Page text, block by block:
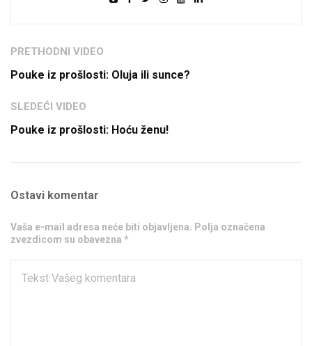
PRETHODNI VIDEO
Pouke iz prošlosti: Oluja ili sunce?
SLEDEĆI VIDEO
Pouke iz prošlosti: Hoću ženu!
Ostavi komentar
Vaša e-mail adresa neće biti objavljena. Polja označena
zvezdicom su obavezna *